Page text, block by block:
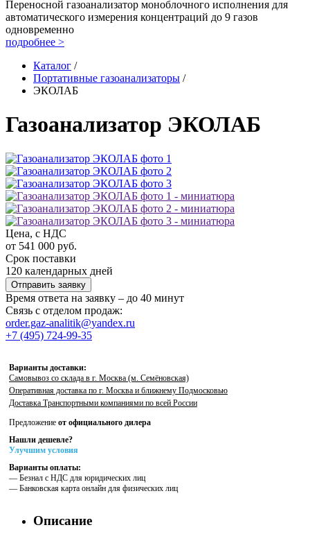
Переносной газоанализатор моноблочного исполнения для
автоматического измерения концентраций до 9 газов
одновременно
подробнее >
Каталог /
Портативные газоанализаторы /
ЭКОЛАБ
Газоанализатор ЭКОЛАБ
Цена, с НДС
от 541 000 руб.
Срок поставки
120 календарных дней
Отправить заявку
Время ответа на заявку – до 40 минут
Связь с отделом продаж:
order.gaz-analitik@yandex.ru
+7 (495) 724-99-35
Варианты доставки:
Самовывоз со склада в г. Москва (м. Семёновская)
Оперативная доставка по г. Москва и ближнему Подмосковью
Доставка Транспортными компаниями по всей России
Предложение от официального дилера
Нашли дешевле?
Улучшим условия
Варианты оплаты:
— Безнал с НДС для юридических лиц
— Банковская карта онлайн для физических лиц
Описание